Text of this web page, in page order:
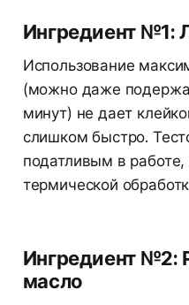
Ингредиент №1:
Использование
(можно даже
минут) не дает
слишком быстро.
податливым в
термической
Ингредиент №2:
масло